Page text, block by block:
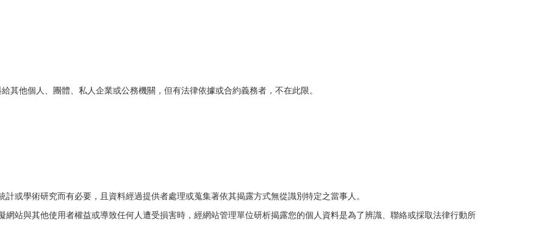
其他個人、團體、私人企業或公務機關，但有法律依據或合約義務者，不在此限。
或學術研究而有必要，且資料經過提供者處理或蒐集著依其揭露方式無從識別特定之當事人。
站與其他使用者權益或導致任何人遭受損害時，經網站管理單位研析揭露您的個人資料是為了辨識、聯絡或採取法律行動所